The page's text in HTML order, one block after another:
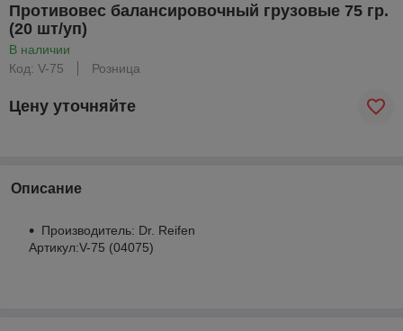
Противовес балансировочный грузовые 75 гр.
(20 шт/уп)
В наличии
Код: V-75
Розница
Цену уточняйте
Описание
Производитель: Dr. Reifen
Артикул:V-75 (04075)